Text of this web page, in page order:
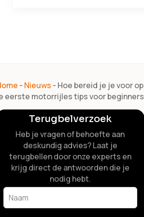
- Nieuws - Hoe bereid je je voor op
eerste motorrijles tips voor beginners
Terugbelverzoek
Heb je vragen of behoefte aan
deskundig advies? Laat je
terugbellen door onze experts en
krijg direct de antwoorden die je
nodig hebt.
Leave
this
field